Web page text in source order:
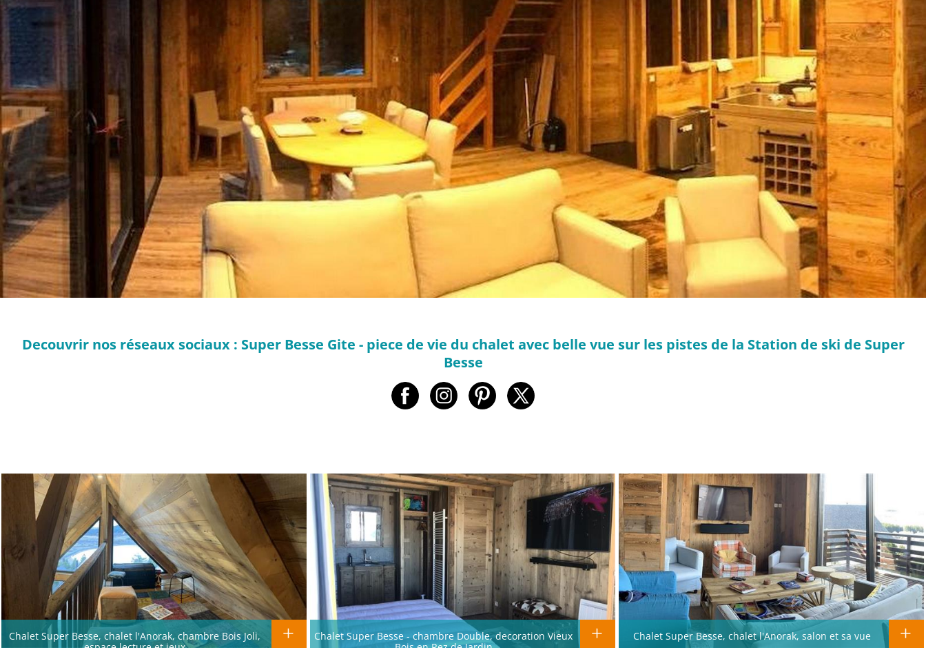
Decouvrir nos réseaux sociaux : Super Besse Gite - piece de vie du chalet avec belle vue sur les pistes de la Station de ski de Super
Besse
Chalet Super Besse, chalet l'Anorak, chambre Bois Joli,
espace lecture et jeux
Chalet Super Besse - chambre Double, decoration Vieux
Bois en Rez de Jardin
Chalet Super Besse, chalet l'Anorak, salon et sa vue